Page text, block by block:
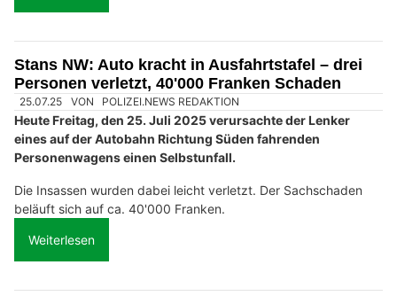
Stans NW: Auto kracht in Ausfahrtstafel – drei
Personen verletzt, 40'000 Franken Schaden
25.07.25 VON POLIZEI.NEWS REDAKTION
Heute Freitag, den 25. Juli 2025 verursachte der Lenker
eines auf der Autobahn Richtung Süden fahrenden
Personenwagens einen Selbstunfall.
Die Insassen wurden dabei leicht verletzt. Der Sachschaden
beläuft sich auf ca. 40'000 Franken.
Weiterlesen